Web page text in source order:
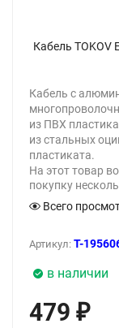
Кабель с
из ПВХ
из стальных
пластиката.
На этот товар
покупку
Всего
Артикул: T-
в наличии
479 ₽